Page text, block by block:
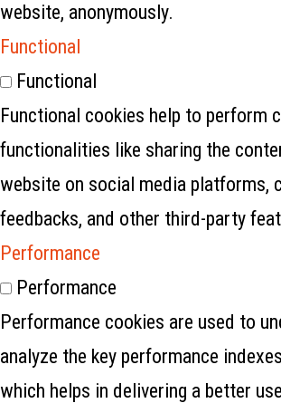
website, anonymously.
Functional
Functional
Functional cookies help to perform
functionalities like sharing the
website on social media platforms,
feedbacks, and other third-party
Performance
Performance
Performance cookies are used to
analyze the key performance
which helps in delivering a better